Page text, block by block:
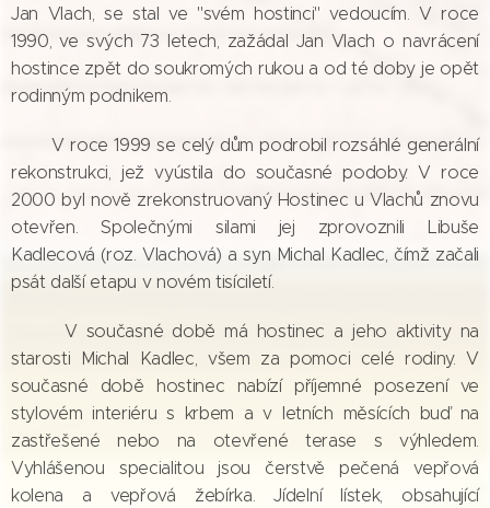
Jan Vlach, se stal ve "svém hostinci" vedoucím. V roce
1990, ve svých 73 letech, zažádal Jan Vlach o navrácení
hostince zpět do soukromých rukou a od té doby je opět
rodinným podnikem.
V roce 1999 se celý dům podrobil rozsáhlé generální
rekonstrukci, jež vyústila do současné podoby. V roce
2000 byl nově zrekonstruovaný Hostinec u Vlachů znovu
otevřen. Společnými silami jej zprovoznili Libuše
Kadlecová (roz. Vlachová) a syn Michal Kadlec, čímž začali
psát další etapu v novém tisíciletí.
V současné době má hostinec a jeho aktivity na
starosti Michal Kadlec, všem za pomoci celé rodiny. V
současné době hostinec nabízí příjemné posezení ve
stylovém interiéru s krbem a v letních měsících buď na
zastřešené nebo na otevřené terase s výhledem.
Vyhlášenou specialitou jsou čerstvě pečená vepřová
kolena a vepřová žebírka. Jídelní lístek, obsahující